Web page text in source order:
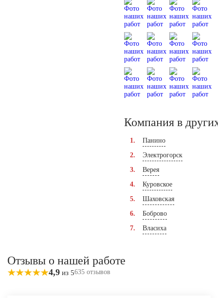
Компания в
Панино
Электрогорск
Верея
Куровское
Шаховская
Боброво
Власиха
Отзывы о нашей работе
4,9 из 5635 отзывов